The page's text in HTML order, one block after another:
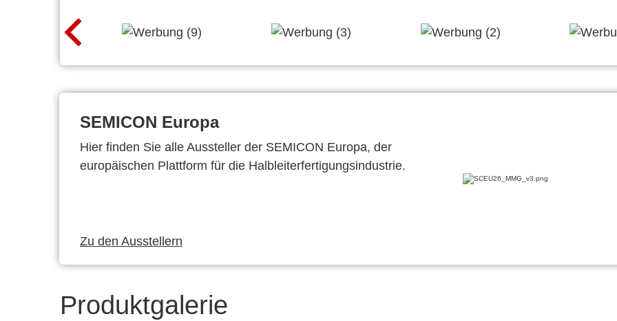
SEMICON Europa
Hier finden Sie alle Aussteller der SEMICON Europa, der
europäischen Plattform für die Halbleiterfertigungsindustrie.
Zu den Ausstellern
Produktgalerie